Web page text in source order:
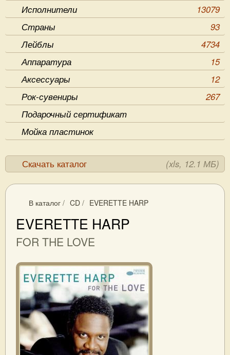
Исполнители
13079
Страны
93
Лейблы
4734
Аппаратура
15
Аксессуары
12
Рок-сувениры
267
Подарочный сертификат
Мойка пластинок
Скачать каталог (xls, 12.1 МБ)
В каталог / CD / EVERETTE HARP
EVERETTE HARP
FOR THE LOVE